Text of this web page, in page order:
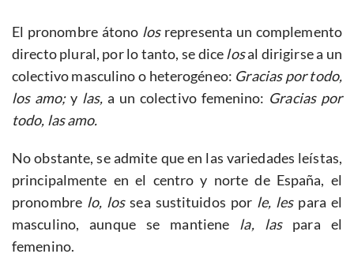
El pronombre átono los representa un complemento
directo plural, por lo tanto, se dicelosal dirigirse a un
colectivo masculino o heterogéneo: Gracias por todo,
los amo;y las,a un colectivo femenino: Gracias por
todo, las amo.
No obstante, se admite que en las variedades leístas,
principalmente en el centro y norte de España, el
pronombre lo, lossea sustituidos por le, les para el
masculino, aunque se mantiene la, las para el
femenino.